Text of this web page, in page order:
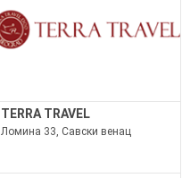
TERRA TRAVEL
Ломина 33, Савски венац